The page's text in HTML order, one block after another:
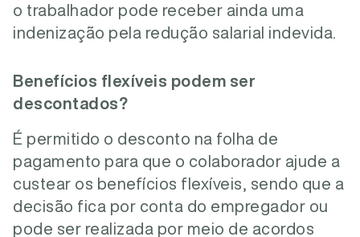
o trabalhador pode receber ainda uma
indenização pela redução salarial indevida.
Benefícios flexíveis podem ser
descontados?
É permitido o desconto na folha de
pagamento para que o colaborador ajude a
custear os benefícios flexíveis, sendo que a
decisão fica por conta do empregador ou
pode ser realizada por meio de acordos